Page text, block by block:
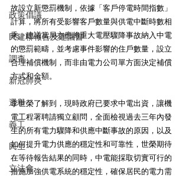
政策倡議
民建聯報告及建議書
調查
新冠肺炎
選舉
義工
民生
立法會
故設立新懲罰機制，依據「客戶停電時間指數」
計算，將所有受影響客戶數量與供電中斷時數相
乘。建議當局亦應將重大電壓驟降事故納入中電
的懲罰範疇，並考慮事件影響的住戶數量，設立
合理補償機制，而非由電力公司單方面決定補償
方式和金額。
李世榮了解到，現時政府已要求中電出資，讓機
電工程署聘請獨立顧問，全面檢視過去三年內發
生的所有電力驟降和供應中斷事故的原因，以及
如何提升電力供應的穩定性和可靠性，世榮期待
在等待報告結果的同時，中電能採取切實可行的
措施加強供電系統的穩定性，確保居民的電力需